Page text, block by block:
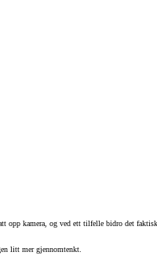
kamera, og ved ett tilfelle bidro det
litt mer gjennomtenkt.